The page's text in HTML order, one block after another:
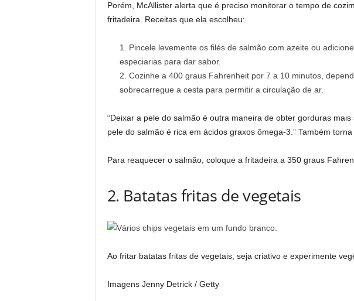
Porém, McAllister alerta que é preciso monitorar o tempo de
fritadeira. Receitas que ela escolheu:
Pincele levemente os filés de salmão com azeite ou
especiarias para dar sabor.
Cozinhe a 400 graus Fahrenheit por 7 a 10 minutos,
sobrecarregue a cesta para permitir a circulação de ar.
“Deixar a pele do salmão é outra maneira de obter gorduras mais
pele do salmão é rica em ácidos graxos ômega-3.” Também
Para reaquecer o salmão, coloque a fritadeira a 350 graus
2. Batatas fritas de vegetais
Ao fritar batatas fritas de vegetais, seja criativo e experimente
Imagens Jenny Detrick / Getty